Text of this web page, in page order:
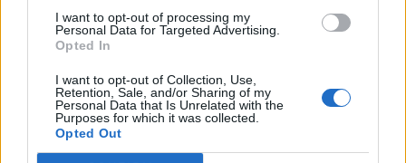
I want to opt-out of processing my
Personal Data for Targeted Advertising.
Opted In
I want to opt-out of Collection, Use,
Retention, Sale, and/or Sharing of my
Personal Data that Is Unrelated with the
Purposes for which it was collected.
Opted Out
ΑΡΚΕΤΑ ΣΥΝΝΕΦΑ
30 °C
9 Km/h
ΑΡΚΕΤΑ ΣΥΝΝΕΦΑ
35°C
24 Km/h